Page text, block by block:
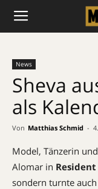
News
Sheva
als
Von Matthias Schmid -
Model, Tänzerin
Alomar in Resident
sondern turnte